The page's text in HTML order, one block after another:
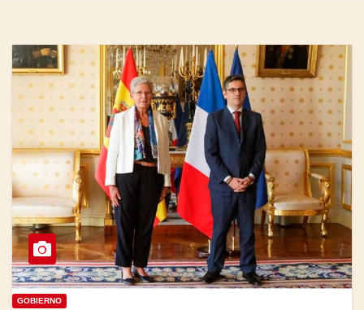
GOBIERNO